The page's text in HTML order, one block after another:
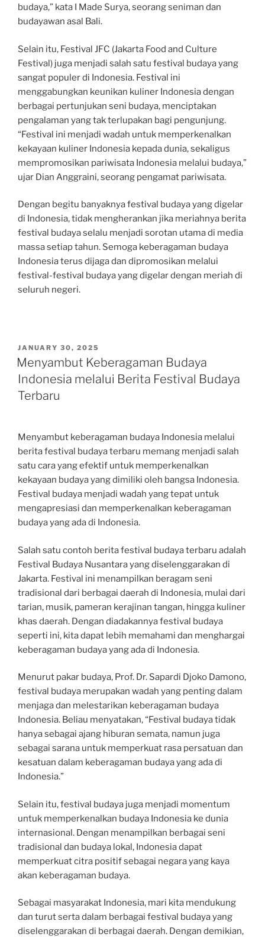
budaya,” kata I Made Surya, seorang seniman dan
budayawan asal Bali.
Selain itu, Festival JFC (Jakarta Food and Culture
Festival) juga menjadi salah satu festival budaya yang
sangat populer di Indonesia. Festival ini
menggabungkan keunikan kuliner Indonesia dengan
berbagai pertunjukan seni budaya, menciptakan
pengalaman yang tak terlupakan bagi pengunjung.
“Festival ini menjadi wadah untuk memperkenalkan
kekayaan kuliner Indonesia kepada dunia, sekaligus
mempromosikan pariwisata Indonesia melalui budaya,”
ujar Dian Anggraini, seorang pengamat pariwisata.
Dengan begitu banyaknya festival budaya yang digelar
di Indonesia, tidak mengherankan jika meriahnya berita
festival budaya selalu menjadi sorotan utama di media
massa setiap tahun. Semoga keberagaman budaya
Indonesia terus dijaga dan dipromosikan melalui
festival-festival budaya yang digelar dengan meriah di
seluruh negeri.
POSTED
ON
JANUARY 30, 2025
Menyambut Keberagaman Budaya
Indonesia melalui Berita Festival Budaya
Terbaru
Menyambut keberagaman budaya Indonesia melalui
berita festival budaya terbaru memang menjadi salah
satu cara yang efektif untuk memperkenalkan
kekayaan budaya yang dimiliki oleh bangsa Indonesia.
Festival budaya menjadi wadah yang tepat untuk
mengapresiasi dan memperkenalkan keberagaman
budaya yang ada di Indonesia.
Salah satu contoh berita festival budaya terbaru adalah
Festival Budaya Nusantara yang diselenggarakan di
Jakarta. Festival ini menampilkan beragam seni
tradisional dari berbagai daerah di Indonesia, mulai dari
tarian, musik, pameran kerajinan tangan, hingga kuliner
khas daerah. Dengan diadakannya festival budaya
seperti ini, kita dapat lebih memahami dan menghargai
keberagaman budaya yang ada di Indonesia.
Menurut pakar budaya, Prof. Dr. Sapardi Djoko Damono,
festival budaya merupakan wadah yang penting dalam
menjaga dan melestarikan keberagaman budaya
Indonesia. Beliau menyatakan, “Festival budaya tidak
hanya sebagai ajang hiburan semata, namun juga
sebagai sarana untuk memperkuat rasa persatuan dan
kesatuan dalam keberagaman budaya yang ada di
Indonesia.”
Selain itu, festival budaya juga menjadi momentum
untuk memperkenalkan budaya Indonesia ke dunia
internasional. Dengan menampilkan berbagai seni
tradisional dan budaya lokal, Indonesia dapat
memperkuat citra positif sebagai negara yang kaya
akan keberagaman budaya.
Sebagai masyarakat Indonesia, mari kita mendukung
dan turut serta dalam berbagai festival budaya yang
diselenggarakan di berbagai daerah. Dengan demikian,